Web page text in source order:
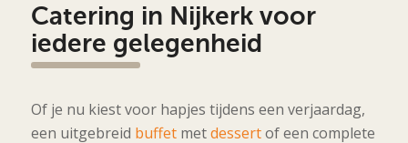
Catering in Nijkerk voor
iedere gelegenheid
Of je nu kiest voor hapjes tijdens een verjaardag,
een uitgebreid buffetmetdessertof een complete